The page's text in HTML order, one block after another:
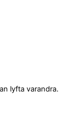
lyfta varandra.